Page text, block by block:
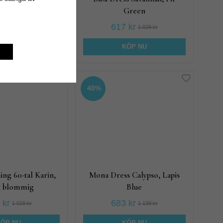
Green
617 kr 1 029 kr
KÖP NU
60-tal Karin,
blommig
kr 1 029 kr
40%
Mona Dress Calypso, Lapis
Blue
683 kr 1 139 kr